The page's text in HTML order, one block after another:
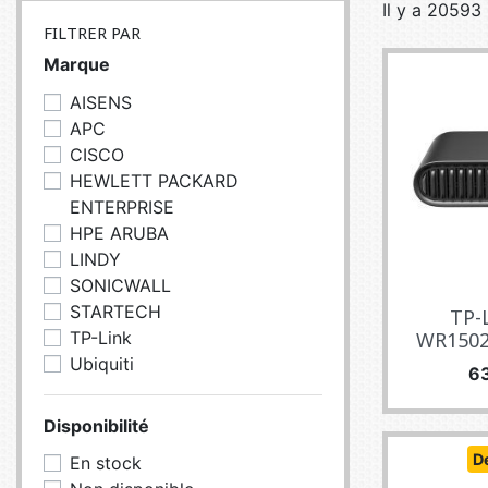
FILTRER PAR
Marque
AISENS
APC
CISCO
HEWLETT PACKARD
ENTERPRISE
HPE ARUBA
LINDY
SONICWALL
STARTECH
TP-Link
Ubiquiti
Disponibilité
En stock
Il y a 20593